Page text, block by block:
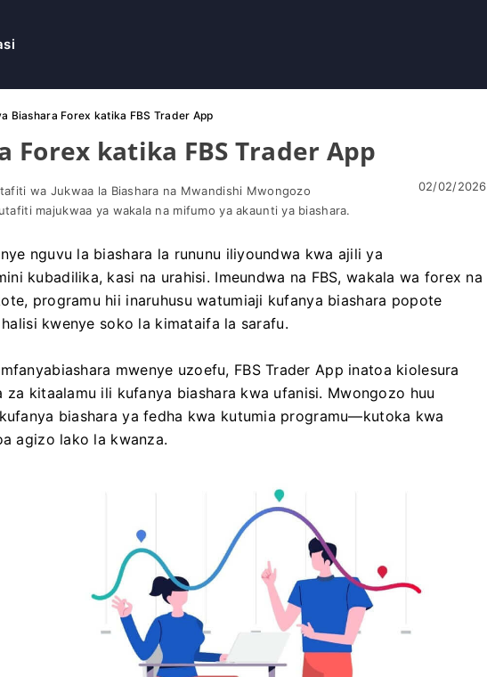
Biashara Forex katika FBS Trader App
Forex katika FBS Trader App
wa Jukwaa la Biashara na Mwandishi Mwongozo
majukwaa ya wakala na mifumo ya akaunti ya biashara.
02/02/2026
nguvu la biashara la rununu iliyoundwa kwa ajili ya
kubadilika, kasi na urahisi. Imeundwa na FBS, wakala wa forex na
programu hii inaruhusu watumiaji kufanya biashara popote
kwenye soko la kimataifa la sarafu.
mwenye uzoefu, FBS Trader App inatoa kiolesura
za kitaalamu ili kufanya biashara kwa ufanisi. Mwongozo huu
biashara ya fedha kwa kutumia programu—kutoka kwa
agizo lako la kwanza.